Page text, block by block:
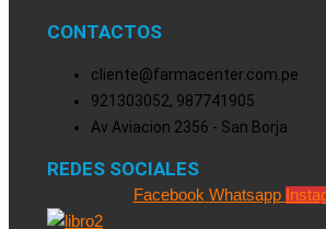
CONTACTOS
cliente@farmacenter.com.pe
921303052, 987741905
Av Aviacion 2356 - San Borja
REDES SOCIALES
Facebook Whatsapp